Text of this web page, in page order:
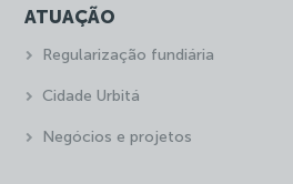
ATUAÇÃO
Regularização fundiária
Cidade Urbitá
Negócios e projetos